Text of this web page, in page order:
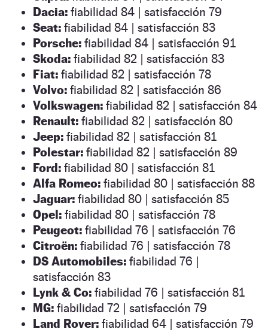
Dacia: fiabilidad 84 | satisfacción 79
Seat: fiabilidad 84 | satisfacción 83
Porsche: fiabilidad 84 | satisfacción 91
Skoda: fiabilidad 82 | satisfacción 83
Fiat: fiabilidad 82 | satisfacción 78
Volvo: fiabilidad 82 | satisfacción 86
Volkswagen: fiabilidad 82 | satisfacción 84
Renault: fiabilidad 82 | satisfacción 80
Jeep: fiabilidad 82 | satisfacción 81
Polestar: fiabilidad 82 | satisfacción 89
Ford: fiabilidad 80 | satisfacción 81
Alfa Romeo: fiabilidad 80 | satisfacción 88
Jaguar: fiabilidad 80 | satisfacción 85
Opel: fiabilidad 80 | satisfacción 78
Peugeot: fiabilidad 76 | satisfacción 76
Citroën: fiabilidad 76 | satisfacción 78
DS Automobiles: fiabilidad 76 |
satisfacción 83
Lynk & Co: fiabilidad 76 | satisfacción 81
MG: fiabilidad 72 | satisfacción 79
Land Rover: fiabilidad 64 | satisfacción 79